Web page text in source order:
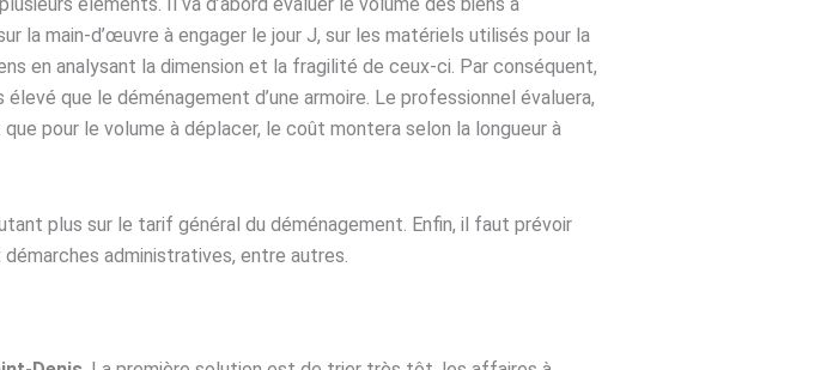
la main-d’œuvre à engager le jour J, sur les matériels utilisés pour la
en analysant la dimension et la fragilité de ceux-ci. Par conséquent,
que le déménagement d’une armoire. Le professionnel évaluera,
pour le volume à déplacer, le coût montera selon la longueur à
plus sur le tarif général du déménagement. Enfin, il faut prévoir
démarches administratives, entre autres.